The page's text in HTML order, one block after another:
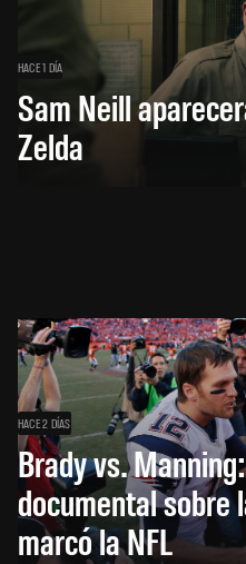
HACE 1 DÍA
Sam Neill
Zelda
HACE 2 DÍAS
Brady vs.
documental sobre
marcó la NFL